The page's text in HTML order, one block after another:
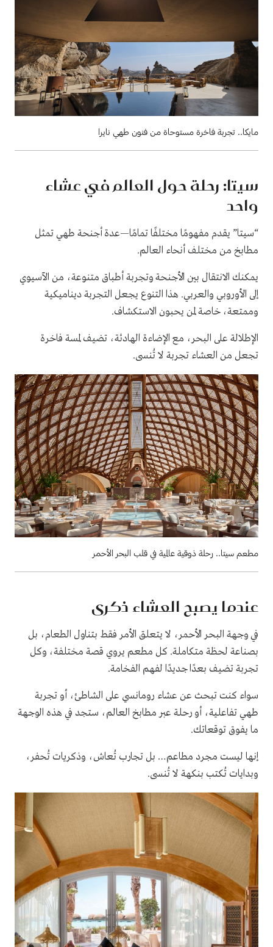
مايكا.. تجربة فاخرة مستوحاة من فنون طهي نايرا
سيتا: رحلة حول العالم في عشاء
واحد
“سيتا” يقدم مفهومًا مختلفًا تمامًا—عدة أجنحة طهي تمثل
مطابخ من مختلف أنحاء العالم.
يمكنك الانتقال بين الأجنحة وتجربة أطباق متنوعة، من الآسيوي
إلى الأوروبي والعربي. هذا التنوع يجعل التجربة ديناميكية
وممتعة، خاصة لمن يحبون الاستكشاف.
الإطلالة على البحر، مع الإضاءة الهادئة، تضيف لمسة فاخرة
تجعل من العشاء تجربة لا تُنسى.
مطعم سيتا.. رحلة ذوقية عالمية في قلب البحر الأحمر
عندما يصبح العشاء ذكرى
في وجهة البحر الأحمر، لا يتعلق الأمر فقط بتناول الطعام، بل
بصناعة لحظة متكاملة. كل مطعم يروي قصة مختلفة، وكل
تجربة تضيف بعدًا جديدًا لفهم الفخامة.
سواء كنت تبحث عن عشاء رومانسي على الشاطئ، أو تجربة
طهي تفاعلية، أو رحلة عبر مطابخ العالم، ستجد في هذه الوجهة
ما يفوق توقعاتك.
إنها ليست مجرد مطاعم… بل تجارب تُعاش، وذكريات تُحفر،
وبدايات تُكتب بنكهة لا تُنسى.